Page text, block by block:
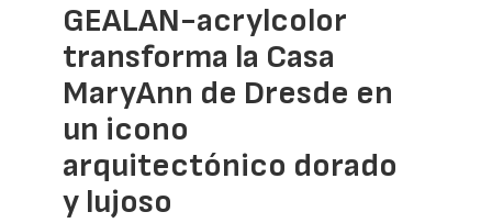
GEALAN-acrylcolor
transforma la Casa
MaryAnn de Dresde en
un icono
arquitectónico dorado
y lujoso